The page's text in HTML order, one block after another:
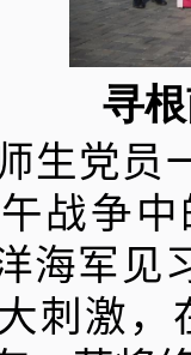
寻
生党员
战争
海军见
刺激，